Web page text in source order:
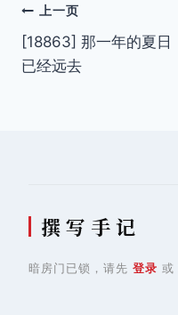
文
章
上一页
[18863] 那一年的夏日
已经远去
撰 写 手 记
暗房门已锁，请先 登录 或